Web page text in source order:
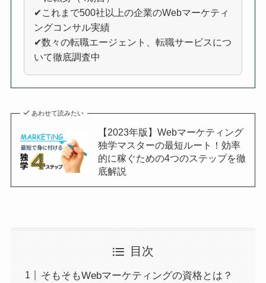
✔これまで500社以上の企業のWebマーケティ
ングコンサル実績
✔数々の転職エージェント、転職サービスにつ
いて徹底調査中
あわせて読みたい
【2023年版】Webマーケティング
独学マスターの最短ルート！効率
的に稼ぐための4つのステップを徹
底解説
目次
そもそもWebマーケティングの資格とは？